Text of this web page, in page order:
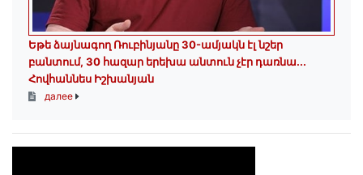
Եթե ձայնագող Ռուբինյանը 30-ամյակն էլ նշեր
բանտում, 30 հազար երեխա անտուն չէր դառնա․․․
Հովհաննես Իշխանյան
далее